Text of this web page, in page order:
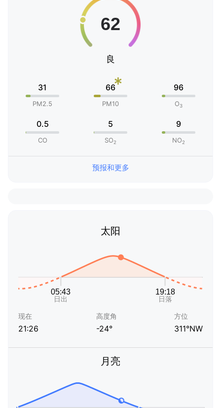
良
31
PM2.5
66*
PM10
96
O3
0.5
CO
5
SO2
9
NO2
预报和更多
太阳
现在
21:26
高度角
-24°
方位
311°NW
月亮